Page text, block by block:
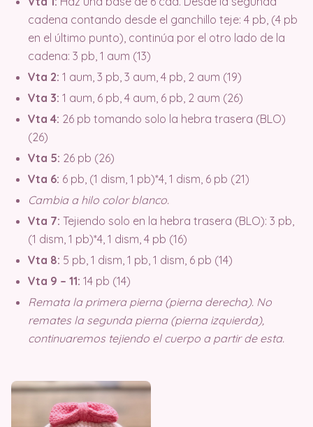
cadena contando desde el ganchillo teje: 4 pb, (4 pb
en el último punto), continúa por el otro lado de la
cadena: 3 pb, 1 aum (13)
Vta 2: 1 aum, 3 pb, 3 aum, 4 pb, 2 aum (19)
Vta 3: 1 aum, 6 pb, 4 aum, 6 pb, 2 aum (26)
Vta 4: 26 pb tomando solo la hebra trasera (BLO)
(26)
Vta 5: 26 pb (26)
Vta 6: 6 pb, (1 dism, 1 pb)*4, 1 dism, 6 pb (21)
Cambia a hilo color blanco.
Vta 7: Tejiendo solo en la hebra trasera (BLO): 3 pb,
(1 dism, 1 pb)*4, 1 dism, 4 pb (16)
Vta 8: 5 pb, 1 dism, 1 pb, 1 dism, 6 pb (14)
Vta 9 – 11: 14 pb (14)
Remata la primera pierna (pierna derecha). No
remates la segunda pierna (pierna izquierda),
continuaremos tejiendo el cuerpo a partir de esta.